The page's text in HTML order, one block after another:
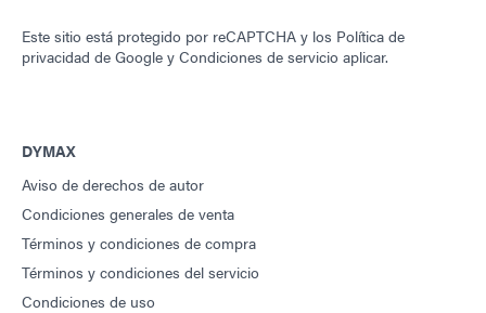
Este sitio está protegido por reCAPTCHA y los Política de
privacidad de Google y Condiciones de servicio aplicar.
DYMAX
Aviso de derechos de autor
Condiciones generales de venta
Términos y condiciones de compra
Términos y condiciones del servicio
Condiciones de uso